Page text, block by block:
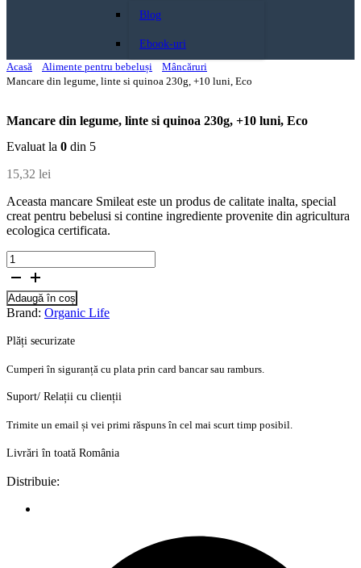
Blog
Ebook-uri
Acasă
Alimente pentru bebeluși
Mâncăruri
Mancare din legume, linte si quinoa 230g, +10 luni, Eco
Mancare din legume, linte si quinoa 230g, +10 luni, Eco
Evaluat la 0 din 5
15,32 lei
Aceasta mancare Smileat este un produs de calitate inalta, special
creat pentru bebelusi si contine ingrediente provenite din agricultura
ecologica certificata.
Cantitate
Mancare
legume,
linte
quinoa
+10
Eco
Adaugă în coș
Brand: Organic Life
Plăți securizate
Cumperi în siguranță cu plata prin card bancar sau ramburs.
Suport/ Relații cu clienții
Trimite un email și vei primi răspuns în cel mai scurt timp posibil.
Livrări în toată România
Distribuie: